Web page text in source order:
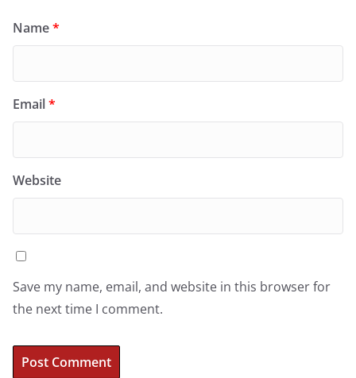
Name*
Email*
Website
Save my name, email, and website in this browser for
the next time I comment.